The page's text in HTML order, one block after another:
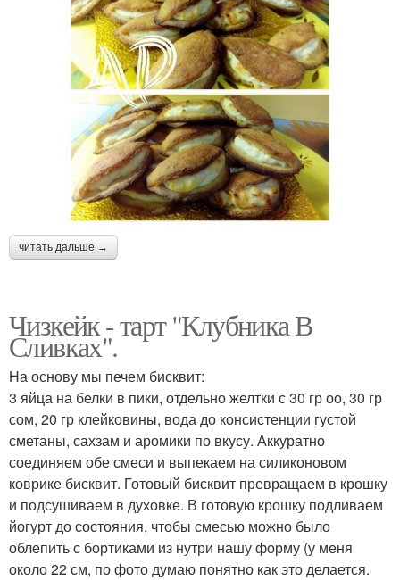
читать дальше →
Чизкейк - тарт "Клубника В
Сливках".
На основу мы печем бисквит:
3 яйца на белки в пики, отдельно желтки с 30 гр оо, 30 гр
сом, 20 гр клейковины, вода до консистенции густой
сметаны, сахзам и аромики по вкусу. Аккуратно
соединяем обе смеси и выпекаем на силиконовом
коврике бисквит. Готовый бисквит превращаем в крошку
и подсушиваем в духовке. В готовую крошку подливаем
йогурт до состояния, чтобы смесью можно было
облепить с бортиками из нутри нашу форму (у меня
около 22 см, по фото думаю понятно как это делается.